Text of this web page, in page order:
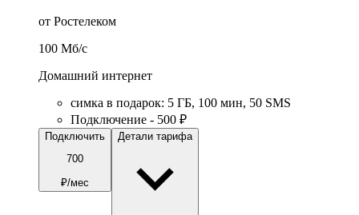
от Ростелеком
100 Мб/c
Домашний интернет
симка в подарок: 5 ГБ, 100 мин, 50 SMS
Подключение - 500 ₽
Подключить
700
₽/мес
Детали тарифа